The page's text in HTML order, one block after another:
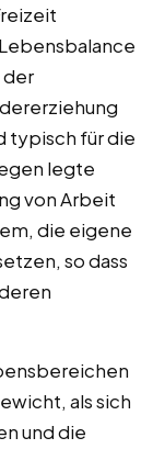
der
typisch für die
legte
von Arbeit
die eigene
so dass
als sich
und die